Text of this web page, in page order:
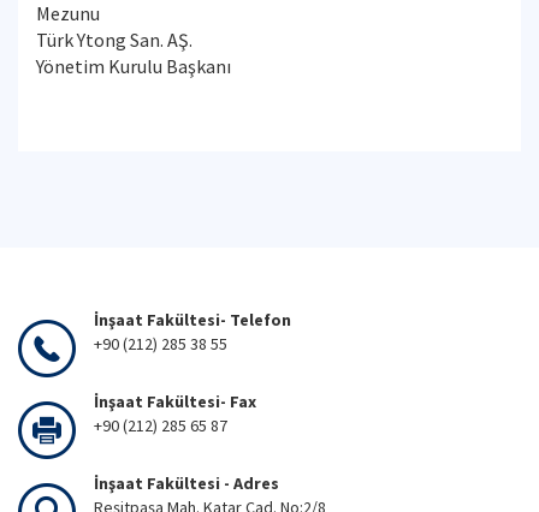
Mezunu
Türk Ytong San. AŞ.
Yönetim Kurulu Başkanı
İnşaat Fakültesi- Telefon
+90 (212) 285 38 55
İnşaat Fakültesi- Fax
+90 (212) 285 65 87
İnşaat Fakültesi - Adres
Reşitpaşa Mah. Katar Cad. No:2/8